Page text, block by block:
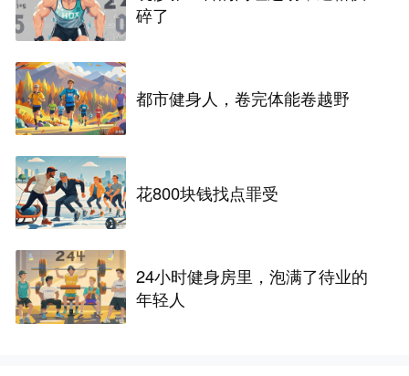
碎了
都市健身人，卷完体能卷越野
花800块钱找点罪受
24小时健身房里，泡满了待业的
年轻人